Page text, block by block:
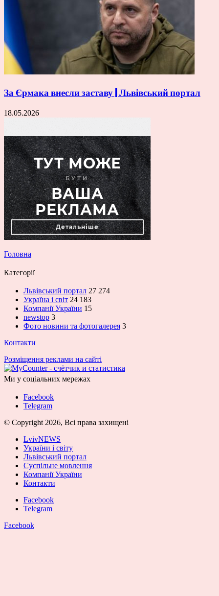
За Єрмака внесли заставу | Львівський портал
18.05.2026
Головна
Категорії
Львівський портал 27 274
Україна і світ 24 183
Компанії України 15
newstop 3
Фото новини та фотогалерея 3
Контакти
Розміщення реклами на сайті
Ми у соціальних мережах
Facebook
Telegram
© Copyright 2026, Всі права захищені
LvivNEWS
України і світу
Львівський портал
Суспільне мовлення
Компанії України
Контакти
Facebook
Telegram
Facebook